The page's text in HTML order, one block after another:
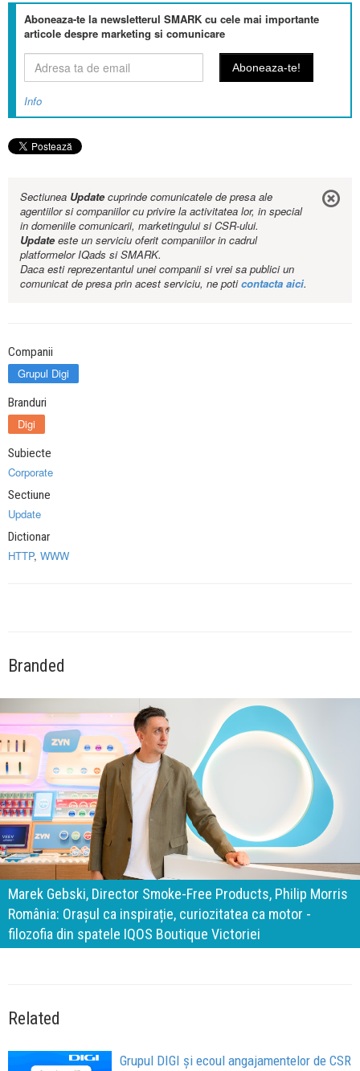
Aboneaza-te la newsletterul SMARK cu cele mai importante
articole despre marketing si comunicare
Info
Sectiunea Updatecuprinde comunicatele de presa ale
agentiilor si companiilor cu privire la activitatea lor, in special
in domeniile comunicarii, marketingului si CSR-ului.
Updateeste un serviciu oferit companiilor in cadrul
platformelor IQads si SMARK.
Daca esti reprezentantul unei companii si vrei sa publici un
comunicat de presa prin acest serviciu, ne poticontacta aici.
Companii
Grupul Digi
Branduri
Digi
Subiecte
Corporate
Sectiune
Update
Dictionar
HTTP, WWW
Branded
140 de ani de Mercedes-Benz. Ramona Pîrlog: Cel mai
important „test al timpului” este să inovăm constant, dar
cu aceeași responsabilitate față de oameni, siguranță și
calitate
Related
Grupul DIGI și ecoul angajamentelor de CSR